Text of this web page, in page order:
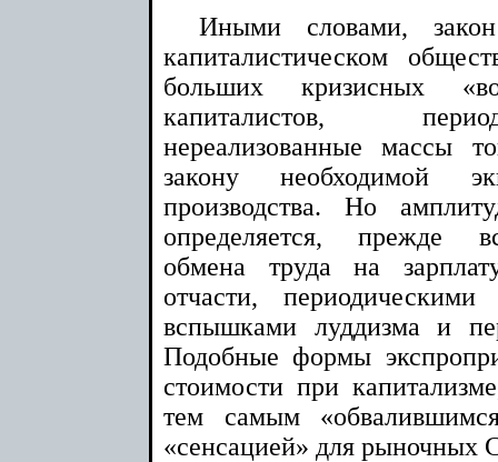
Иными словами,
капиталистическом
больших кризисных
капиталистов,
нереализованные массы
закону необходимой
производства. Но
определяется, прежде
обмена труда на
отчасти,
вспышками луддизма и
Подобные формы
стоимости при
тем самым
«сенсацией» для